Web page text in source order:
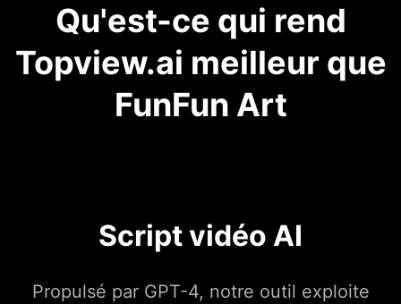
Qu'est-ce qui rend
Topview.ai meilleur que
FunFun Art
Script vidéo AI
Propulsé par GPT-4, notre outil exploite